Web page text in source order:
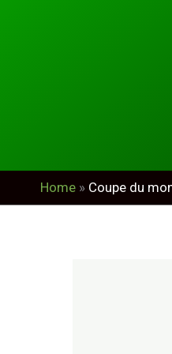
Home » Coupe du